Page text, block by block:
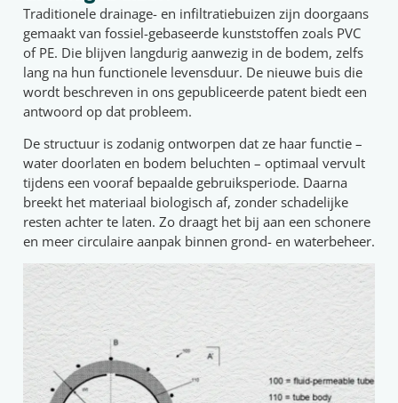
Traditionele drainage- en infiltratiebuizen zijn doorgaans
gemaakt van fossiel-gebaseerde kunststoffen zoals PVC
of PE. Die blijven langdurig aanwezig in de bodem, zelfs
lang na hun functionele levensduur. De nieuwe buis die
wordt beschreven in ons gepubliceerde patent biedt een
antwoord op dat probleem.
De structuur is zodanig ontworpen dat ze haar functie –
water doorlaten en bodem beluchten – optimaal vervult
tijdens een vooraf bepaalde gebruiksperiode. Daarna
breekt het materiaal biologisch af, zonder schadelijke
resten achter te laten. Zo draagt het bij aan een schonere
en meer circulaire aanpak binnen grond- en waterbeheer.